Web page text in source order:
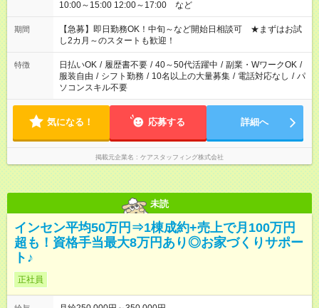
10:00～15:00 12:00～17:00 など
期間
【急募】即日勤務OK！中旬～など開始日相談可 ★まずはお試
し2カ月～のスタートも歓迎！
特徴 日払いOK / 履歴書不要 / 40～50代活躍中 / 副業・WワークOK /
服装自由 / シフト勤務 / 10名以上の大量募集 / 電話対応なし / パ
ソコンスキル不要
気になる！ 応募する 詳細へ
掲載元企業名 ケアスタッフィング株式会社
未読
インセン平均50万円⇒1棟成約+売上で月100万円
超も！資格手当最大8万円あり◎お家づくりサポー
ト♪
正社員